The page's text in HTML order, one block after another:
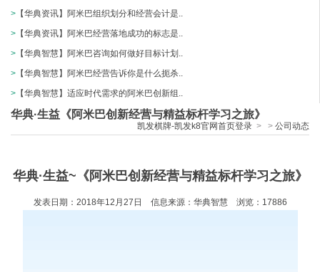
> 【华典资讯】阿米巴组织划分和经营会计是..
> 【华典资讯】阿米巴经营落地成功的标志是..
> 【华典智慧】阿米巴咨询如何做好目标计划..
> 【华典智慧】阿米巴经营告诉你是什么扼杀..
> 【华典智慧】适应时代需求的阿米巴创新组..
华典·生益《阿米巴创新经营与精益标杆学习之旅》
凯发棋牌-凯发k8官网首页登录 > > 公司动态
华典·生益~ 《阿米巴创新经营与精益标杆学习之旅》
发表日期：2018年12 月27 日 信息来源：华典智慧 浏览： 17886